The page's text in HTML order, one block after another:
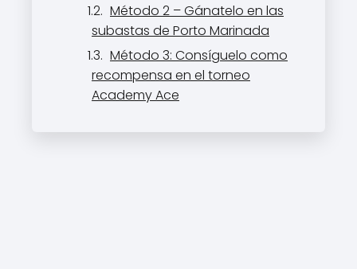
Método 2 – Gánatelo en las
subastas de Porto Marinada
Método 3: Consíguelo como
recompensa en el torneo
Academy Ace